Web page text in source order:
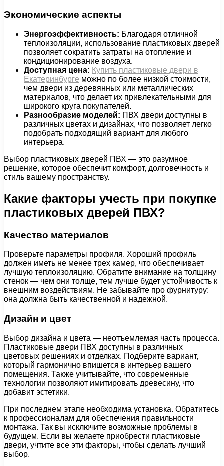
Экономические аспекты
Энергоэффективность: Благодаря отличной
теплоизоляции, использование пластиковых дверей
позволяет сократить затраты на отопление и
кондиционирование воздуха.
Доступная цена: Купить пластиковые двери в
Екатеринбурге можно по более низкой стоимости,
чем двери из деревянных или металлических
материалов, что делает их привлекательными для
широкого круга покупателей.
Разнообразие моделей: ПВХ двери доступны в
различных цветах и дизайнах, что позволяет легко
подобрать подходящий вариант для любого
интерьера.
Выбор пластиковых дверей ПВХ — это разумное
решение, которое обеспечит комфорт, долговечность и
стиль вашему пространству.
Какие факторы учесть при покупке
пластиковых дверей ПВХ?
Качество материалов
Проверьте параметры профиля. Хороший профиль
должен иметь не менее трех камер, что обеспечивает
лучшую теплоизоляцию. Обратите внимание на толщину
стенок — чем они толще, тем лучше будет устойчивость к
внешним воздействиям. Не забывайте про фурнитуру:
она должна быть качественной и надежной.
Дизайн и цвет
Выбор дизайна и цвета — неотъемлемая часть процесса.
Пластиковые двери ПВХ доступны в различных
цветовых решениях и отделках. Подберите вариант,
который гармонично впишется в интерьер вашего
помещения. Также учитывайте, что современные
технологии позволяют имитировать древесину, что
добавит эстетики.
При последнем этапе необходима установка. Обратитесь
к профессионалам для обеспечения правильности
монтажа. Так вы исключите возможные проблемы в
будущем. Если вы желаете приобрести пластиковые
двери, учтите все эти факторы, чтобы сделать лучший
выбор.